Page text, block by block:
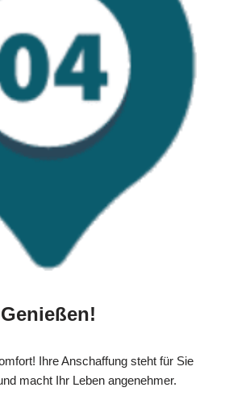
Genießen!
Ihre Anschaffung steht für Sie
macht Ihr Leben angenehmer.